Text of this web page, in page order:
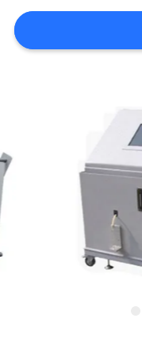
की
विनती
गोपनीयता
नीति